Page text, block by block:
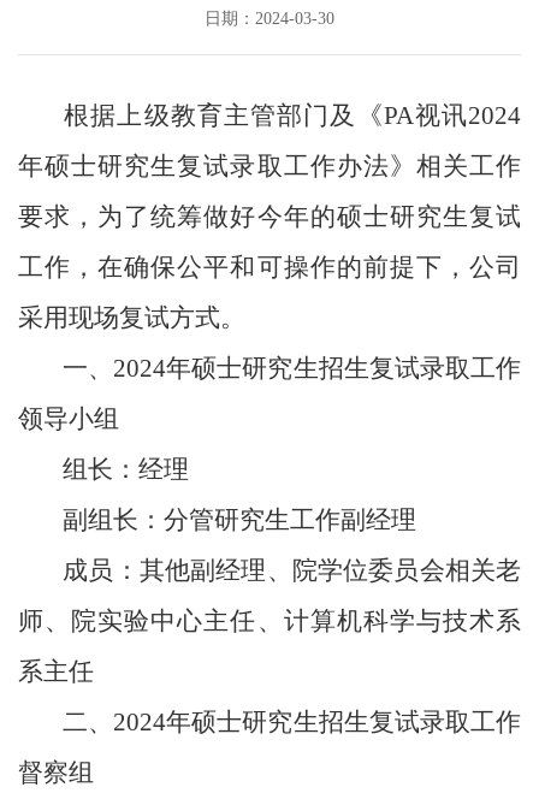
日期：2024-03-30
根据上级教育主管部门及《PA视讯2024
年硕士研究生复试录取工作办法》相关工作
要求，为了统筹做好今年的硕士研究生复试
工作，在确保公平和可操作的前提下，公司
采用现场复试方式。
一、 2024年硕士研究生招生复试录取工作
领导小组
组长： 经理
副组长： 分管研究生工作副 经理
成 员： 其他副经理 、 院学位委员会相关老
师、 院实验中心主任、计算机科学与技术系
系主任
二、 2024年硕士研究生招生复试录取工作
督察组